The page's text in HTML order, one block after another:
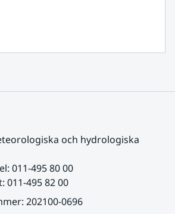
och hydrologiska
011-495 80 00
011-495 82 00
202100-0696